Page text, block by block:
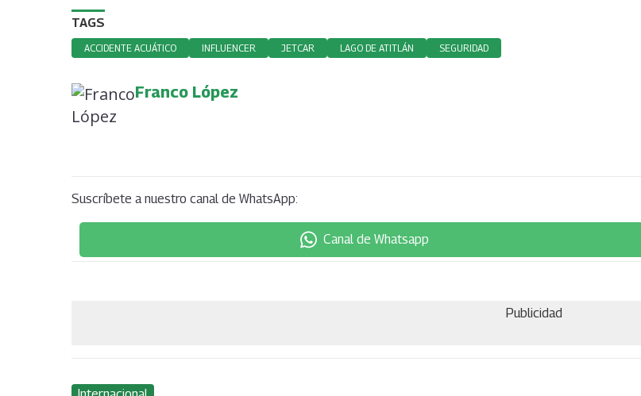
TAGS
ACCIDENTE ACUÁTICO INFLUENCER JETCAR LAGO DE ATITLÁN SEGURIDAD
Franco López
Suscríbete a nuestro canal de WhatsApp:
Canal de Whatsapp
Publicidad